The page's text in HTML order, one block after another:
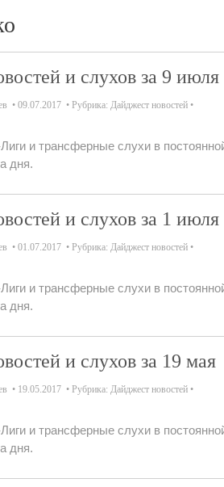
и слухов за 9 июля
09.07.2017 Рубрика: Дайджест новостей
и трансферные слухи в
дня.
и слухов за 1 июля
01.07.2017 Рубрика: Дайджест новостей
и трансферные слухи в
дня.
и слухов за 19 мая
19.05.2017 Рубрика: Дайджест новостей
и трансферные слухи в
дня.